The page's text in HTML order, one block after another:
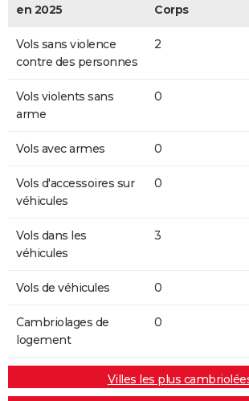
en 2025
Corps
Vols sans violence
contre des personnes
2
Vols violents sans
arme
0
Vols avec armes 0
Vols d'accessoires sur
véhicules
0
Vols dans les
véhicules
3
Vols de véhicules 0
Cambriolages de
logement
0
Villes les plus